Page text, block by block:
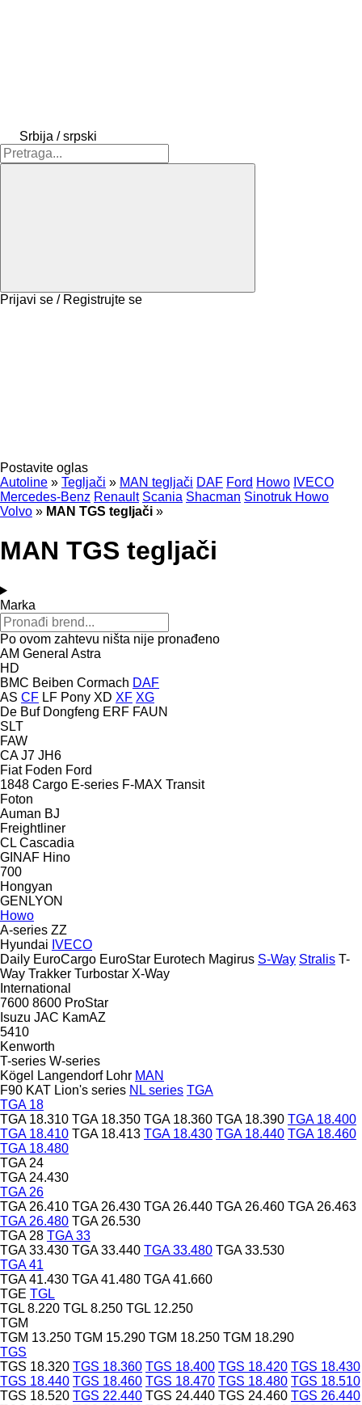
Srbija / srpski
Prijavi se / Registrujte se
Postavite oglas
Autoline » Tegljači » MAN tegljači DAF Ford Howo IVECO
Mercedes-Benz Renault Scania Shacman Sinotruk Howo
Volvo » MAN TGS tegljači »
MAN TGS tegljači
Marka
Po ovom zahtevu ništa nije pronađeno
AM General Astra
HD
BMC Beiben Cormach DAF
AS CF LF Pony XD XF XG
De Buf Dongfeng ERF FAUN
SLT
FAW
CA J7 JH6
Fiat Foden Ford
1848 Cargo E-series F-MAX Transit
Foton
Auman BJ
Freightliner
CL Cascadia
GINAF Hino
700
Hongyan
GENLYON
Howo
A-series ZZ
Hyundai IVECO
Daily EuroCargo EuroStar Eurotech Magirus S-Way Stralis T-
Way Trakker Turbostar X-Way
International
7600 8600 ProStar
Isuzu JAC KamAZ
5410
Kenworth
T-series W-series
Kögel
Langendorf Lohr MAN
F90 KAT Lion's series NL series TGA
TGA 18
TGA 18.310 TGA 18.350 TGA 18.360 TGA 18.390 TGA 18.400
TGA 18.410 TGA 18.413 TGA 18.430 TGA 18.440 TGA 18.460
TGA 18.480
TGA 24
TGA 24.430
TGA 26
TGA 26.410 TGA 26.430 TGA 26.440 TGA 26.460 TGA 26.463
TGA 26.480 TGA 26.530
TGA 28 TGA 33
TGA 33.430 TGA 33.440 TGA 33.480 TGA 33.530
TGA 41
TGA 41.430 TGA 41.480 TGA 41.660
TGE TGL
TGL 8.220 TGL 8.250 TGL 12.250
TGM
TGM 13.250 TGM 15.290 TGM 18.250 TGM 18.290
TGS
TGS 18.320 TGS 18.360 TGS 18.400 TGS 18.420 TGS 18.430
TGS 18.440 TGS 18.460 TGS 18.470 TGS 18.480 TGS 18.510
TGS 18.520 TGS 22.440 TGS 24.440 TGS 24.460 TGS 26.440